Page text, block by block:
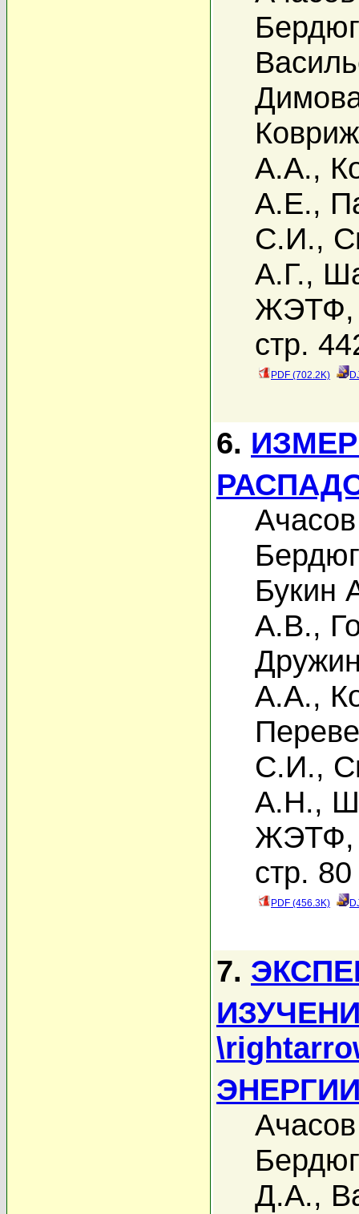
А.А.,
А.Е.,
С.И.,
А.Г.,
ЖЭТФ,
стр.
PDF (702.2K)
6.
Букин
А.В.,
А.А.,
С.И.,
А.Н.,
ЖЭТФ,
стр. 80
PDF (456.3K)
7.
ЭНЕРГИИ
Д.А.,